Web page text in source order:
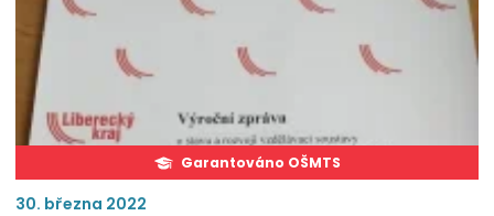
Garantováno OŠMTS
30. března 2022